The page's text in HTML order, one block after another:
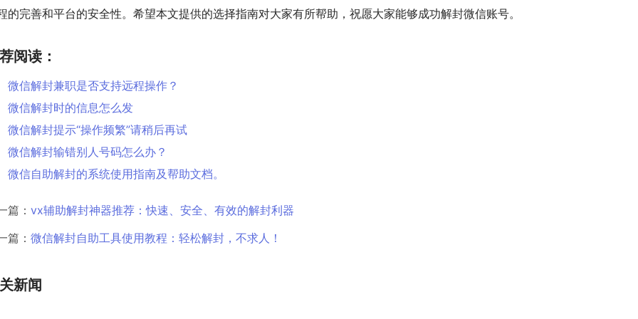
的完善和平台的安全性。希望本文提供的选择指南对大家有所帮助，祝愿大家能够成功解封微信账号。
阅读：
微信解封兼职是否支持远程操作？
微信解封时的信息怎么发
微信解封提示“操作频繁”请稍后再试
微信解封输错别人号码怎么办？
微信自助解封的系统使用指南及帮助文档。
篇： vx辅助解封神器推荐：快速、安全、有效的解封利器
篇： 微信解封自助工具使用教程：轻松解封，不求人！
新闻